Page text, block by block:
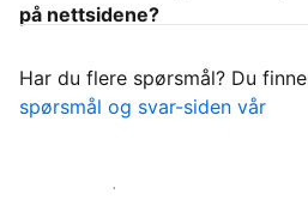
på nettsidene?
Har du flere spørsmål? Du
spørsmål og svar-siden vår
Ta imot gjestene